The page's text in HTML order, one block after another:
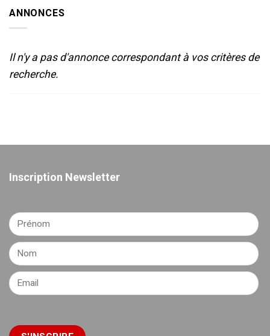
ANNONCES
Il n'y a pas d'annonce correspondant à vos critères de
recherche.
Inscription Newsletter